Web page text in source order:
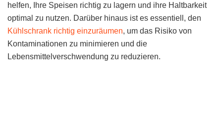
helfen, Ihre Speisen richtig zu lagern und ihre Haltbarkeit
optimal zu nutzen. Darüber hinaus ist es essentiell, den
Kühlschrank richtig einzuräumen, um das Risiko von
Kontaminationen zu minimieren und die
Lebensmittelverschwendung zu reduzieren.